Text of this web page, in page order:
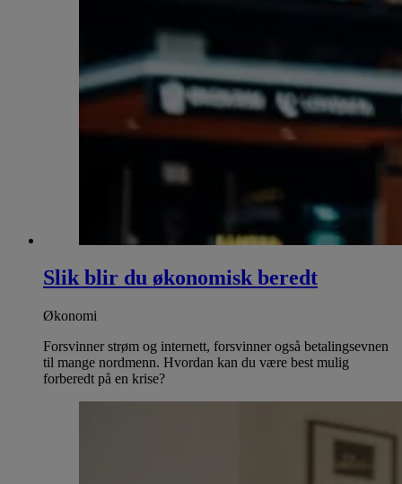
Slik blir du økonomisk beredt
Økonomi
Forsvinner strøm og internett, forsvinner også betalingsevnen
til mange nordmenn. Hvordan kan du være best mulig
forberedt på en krise?